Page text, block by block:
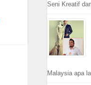
Seni Kreatif
Malaysia apa